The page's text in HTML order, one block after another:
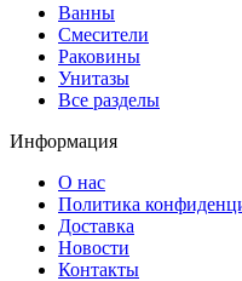
Ванны
Смесители
Раковины
Унитазы
Все разделы
Информация
О нас
Политика
Доставка
Новости
Контакты